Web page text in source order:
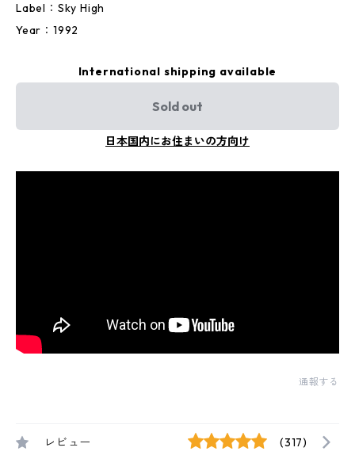
Label：Sky High
Year：1992
International shipping available
Sold out
日本国内にお住まいの方向け
通報する
レビュー (317)